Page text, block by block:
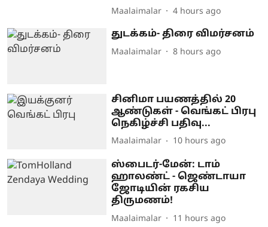
Maalaimalar 4 hours ago
துடக்கம்- திரை விமர்சனம்
Maalaimalar 8 hours ago
சினிமா பயணத்தில் 20
ஆண்டுகள் - வெங்கட் பிரபு
நெகிழ்ச்சி பதிவு...
Maalaimalar 10 hours ago
ஸ்பைடர்-மேன்: டாம்
ஹாலண்ட் - ஜெண்டாயா
ஜோடியின் ரகசிய
திருமணம்!
Maalaimalar 11 hours ago